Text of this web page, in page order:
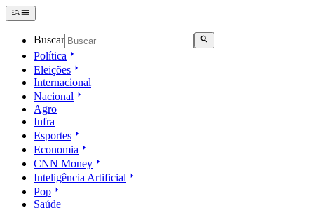
Buscar
Política
Eleições
Internacional
Nacional
Agro
Infra
Esportes
Economia
CNN Money
Inteligência Artificial
Pop
Saúde